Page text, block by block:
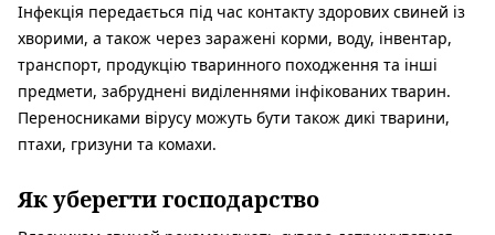
Інфекція передається під час контакту здорових свиней із
хворими, а також через заражені корми, воду, інвентар,
транспорт, продукцію тваринного походження та інші
предмети, забруднені виділеннями інфікованих тварин.
Переносниками вірусу можуть бути також дикі тварини,
птахи, гризуни та комахи.
Як уберегти господарство